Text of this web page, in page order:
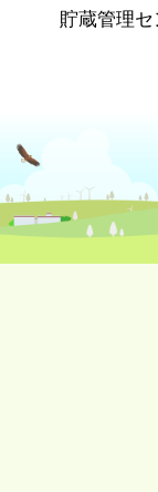
貯蔵管理セ